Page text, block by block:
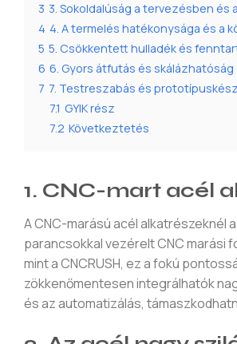
3 3. Sokoldalúság a tervezésben és
4 4. A termelés hatékonysága és a
5 5. Csökkentett hulladék és
6 6. Gyors átfutás és skálázhatóság
7 7. Testreszabás és
7.1 GYIK rész
7.2 Következtetés
1. CNC-mart acél
A CNC-marású acél
parancsokkal vezérelt CNC marási
mint a CNCRUSH, ez a fokú
zökkenőmentesen integrálhatók
és az automatizálás,